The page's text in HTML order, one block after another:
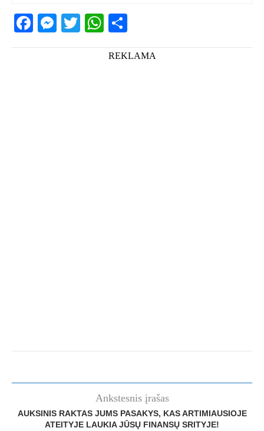
Facebook
Messenger
TwitterWhatsApp
REKLAMA
Ankstesnis įrašas
AUKSINIS RAKTAS JUMS PASAKYS, KAS ARTIMIAUSIOJE
ATEITYJE LAUKIA JŪSŲ FINANSŲ SRITYJE!